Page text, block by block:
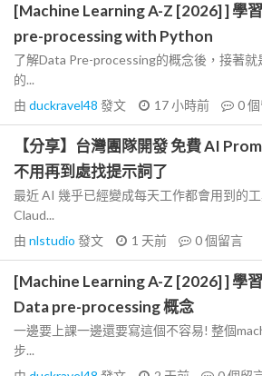
[Machine Learning A-Z [2026] ] 學
pre-processing with Python
了解Data Pre-processing的概念後，接著就
的...
由 duckravel48 發文 17 小時前 0
【分享】台灣團隊開發 免費 AI
不用再到處找提示詞了
最近 AI 幾乎已經變成每天工作都會用到的
Claud...
由 nlstudio 發文 1 天前 0個留言
[Machine Learning A-Z [2026] ] 學
Data pre-processing 概念
一邊要上課一邊還要寫這個不容易! 整個
步...